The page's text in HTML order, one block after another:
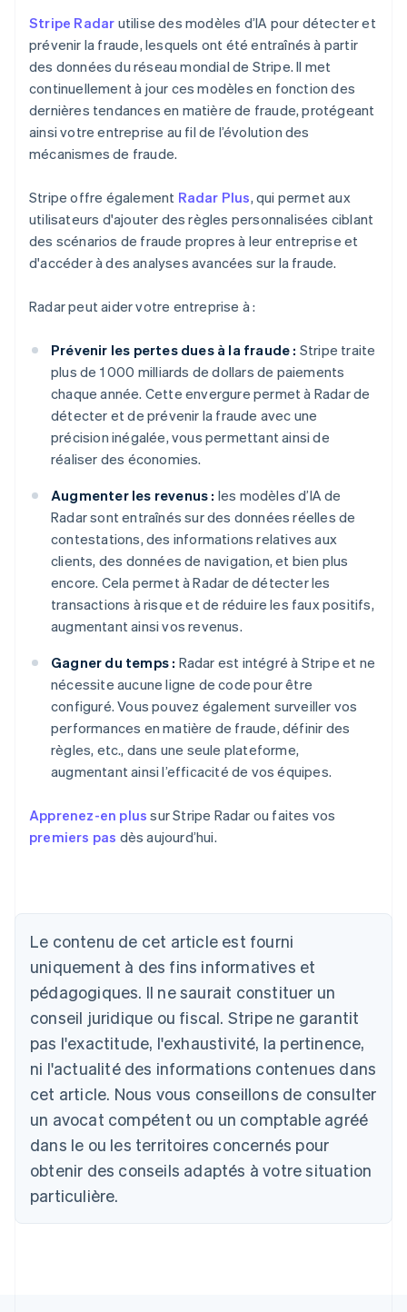
Stripe Radar utilise des modèles d’IA pour détecter et
prévenir la fraude, lesquels ont été entraînés à partir
des données du réseau mondial de Stripe. Il met
continuellement à jour ces modèles en fonction des
dernières tendances en matière de fraude, protégeant
ainsi votre entreprise au fil de l’évolution des
mécanismes de fraude.
Stripe offre également Radar Plus, qui permet aux
utilisateurs d'ajouter des règles personnalisées ciblant
des scénarios de fraude propres à leur entreprise et
d'accéder à des analyses avancées sur la fraude.
Radar peut aider votre entreprise à :
Prévenir les pertes dues à la fraude : Stripe traite
plus de 1 000 milliards de dollars de paiements
chaque année. Cette envergure permet à Radar de
détecter et de prévenir la fraude avec une
précision inégalée, vous permettant ainsi de
réaliser des économies.
Augmenter les revenus : les modèles d’IA de
Radar sont entraînés sur des données réelles de
contestations, des informations relatives aux
clients, des données de navigation, et bien plus
encore. Cela permet à Radar de détecter les
transactions à risque et de réduire les faux positifs,
augmentant ainsi vos revenus.
Gagner du temps : Radar est intégré à Stripe et ne
nécessite aucune ligne de code pour être
configuré. Vous pouvez également surveiller vos
performances en matière de fraude, définir des
règles, etc., dans une seule plateforme,
augmentant ainsi l’efficacité de vos équipes.
Apprenez-en plus sur Stripe Radar ou faites vos
premiers pas dès aujourd’hui.
Le contenu de cet article est fourni
uniquement à des fins informatives et
pédagogiques. Il ne saurait constituer un
conseil juridique ou fiscal. Stripe ne garantit
pas l'exactitude, l'exhaustivité, la pertinence,
ni l'actualité des informations contenues dans
cet article. Nous vous conseillons de consulter
un avocat compétent ou un comptable agréé
dans le ou les territoires concernés pour
obtenir des conseils adaptés à votre situation
particulière.
DeutschEnglish
Australie
English
Autriche
DeutschEnglish
Belgique
Nederlands Français DeutschEnglish
Brésil
Português English
Bulgarie
English
Canada
Chine continentale
简体中文English